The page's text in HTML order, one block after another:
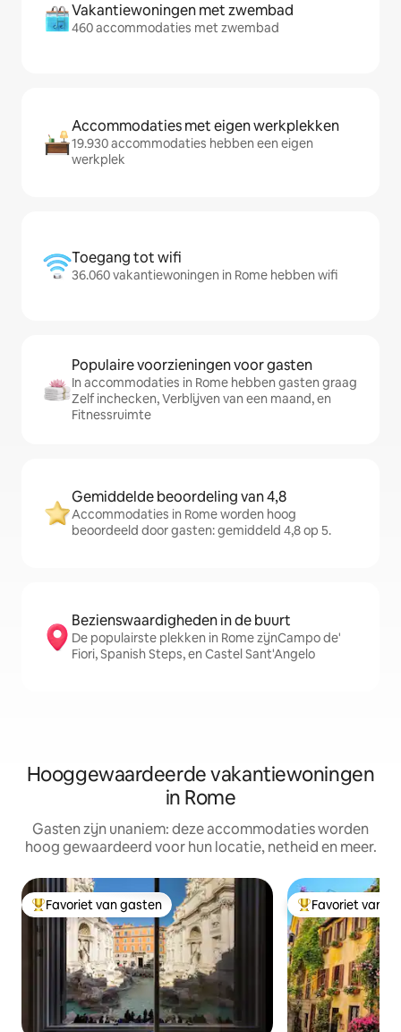
Vakantiewoningen met zwembad
460 accommodaties met zwembad
Accommodaties met eigen werkplekken
19.930 accommodaties hebben een eigen
werkplek
Toegang tot wifi
36.060 vakantiewoningen in Rome hebben wifi
Populaire voorzieningen voor gasten
In accommodaties in Rome hebben gasten graag
Zelf inchecken, Verblijven van een maand, en
Fitnessruimte
Gemiddelde beoordeling van 4,8
Accommodaties in Rome worden hoog
beoordeeld door gasten: gemiddeld 4,8 op 5.
Bezienswaardigheden in de buurt
De populairste plekken in Rome zijnCampo de'
Fiori, Spanish Steps, en Castel Sant'Angelo
Hooggewaardeerde vakantiewoningen
in Rome
Gasten zijn unaniem: deze accommodaties worden
hoog gewaardeerd voor hun locatie, netheid en meer.
Topfavoriet van gasten
Favoriet van gasten Topfavoriet van
Favoriet van